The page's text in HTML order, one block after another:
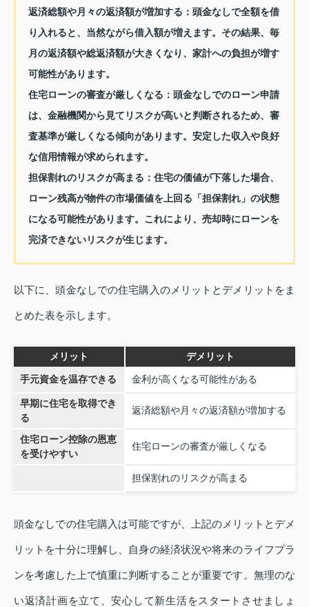
返済総額や月々の返済額が増加する ：頭金なしで全額を借
り入れると、当然ながら借入額が増えます。その結果、毎
月の返済額や総返済額が大きくなり、家計への負担が増す
可能性があります。
住宅ローンの審査が厳しくなる ：頭金なしでのローン申請
は、金融機関から見てリスクが高いと判断されるため、審
査基準が厳しくなる傾向があります。安定した収入や良好
な信用情報が求められます。
担保割れのリスクが高まる ：住宅の価値が下落した場合、
ローン残高が物件の市場価値を上回る「担保割れ」の状態
になる可能性があります。これにより、売却時にローンを
完済できないリスクが生じます。
以下に、頭金なしでの住宅購入のメリットとデメリットをま
とめた表を示します。
メリット デメリット
手元資金を温存できる 金利が高くなる可能性がある
早期に住宅を取得でき
る
返済総額や月々の返済額が増加する
住宅ローン控除の恩恵
を受けやすい
住宅ローンの審査が厳しくなる
担保割れのリスクが高まる
頭金なしでの住宅購入は可能ですが、上記のメリットとデメ
リットを十分に理解し、自身の経済状況や将来のライフプラ
ンを考慮した上で慎重に判断することが重要です。無理のな
い返済計画を立て、安心して新生活をスタートさせましょ